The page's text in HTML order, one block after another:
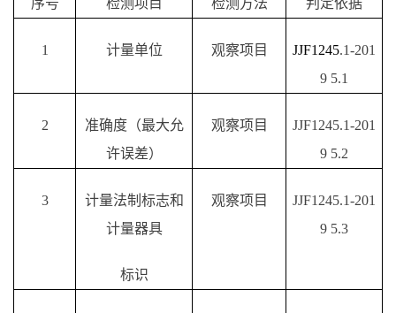
序号 检测项目 检测方法 判定依据
1 计量单位 观察项目 JJF1245.1-201
9 5.1
2
准确度（最大允
许误差）
观察项目
JJF1245.1-201
9 5.2
3
计量法制标志和
计量器具
标识
观察项目
JJF1245.1-201
9 5.3